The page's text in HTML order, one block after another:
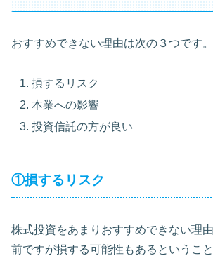
おすすめできない理由は次の３つです。
損するリスク
本業への影響
投資信託の方が良い
①損するリスク
株式投資をあまりおすすめできない理
前ですが損する可能性もあるということ